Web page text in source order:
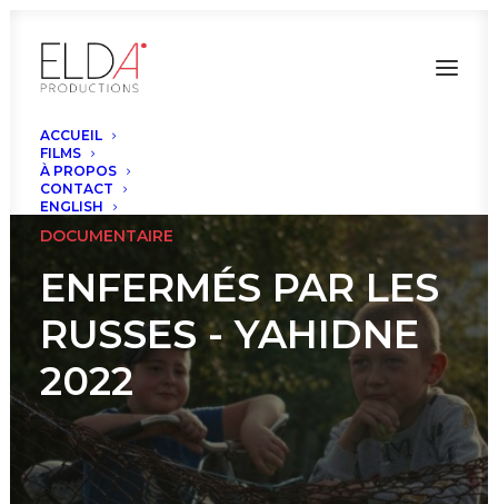
ACCUEIL
FILMS
À PROPOS
CONTACT
ENGLISH
DOCUMENTAIRE
ENFERMÉS PAR LES
RUSSES - YAHIDNE
2022